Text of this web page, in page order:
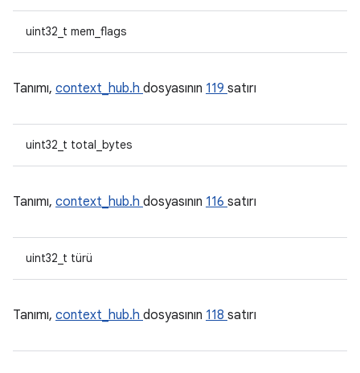
uint32_t mem_flags
Tanımı, context_hub.h dosyasının 119 satırı
uint32_t total_bytes
Tanımı, context_hub.h dosyasının 116 satırı
uint32_t türü
Tanımı, context_hub.h dosyasının 118 satırı